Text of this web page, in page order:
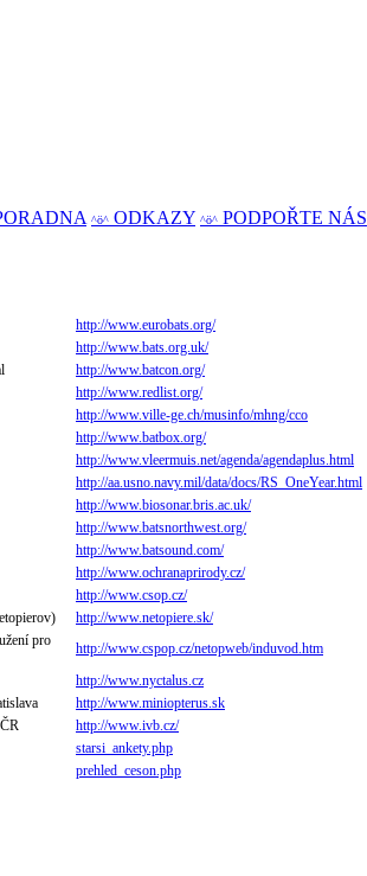
^ö^ ODKAZY ^ö^ PODPOŘTE NÁS
http://www.eurobats.org/
http://www.bats.org.uk/
http://www.batcon.org/
http://www.redlist.org/
http://www.ville-ge.ch/musinfo/mhng/cco
http://www.batbox.org/
http://www.vleermuis.net/agenda/agendaplus.html
http://aa.usno.navy.mil/data/docs/RS_OneYear.html
http://www.biosonar.bris.ac.uk/
http://www.batsnorthwest.org/
http://www.batsound.com/
http://www.ochranaprirody.cz/
http://www.csop.cz/
http://www.netopiere.sk/
pro
http://www.cspop.cz/netopweb/induvod.htm
http://www.nyctalus.cz
http://www.miniopterus.sk
http://www.ivb.cz/
starsi_ankety.php
prehled_ceson.php